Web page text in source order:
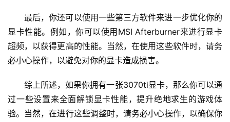
最后，你还可以使用一些第三方软件来进一步优化你的
显卡性能。例如，你可以使用MSI Afterburner来进行显卡
超频，以获得更高的性能。当然，在使用这些软件时，请务
必小心操作，以避免对你的显卡造成损害。
综上所述，如果你拥有一张3070ti显卡，那么你可以通
过一些设置来全面解锁显卡性能，提升绝地求生的游戏体
验。当然，在进行这些调整时，请务必小心操作，以确保你